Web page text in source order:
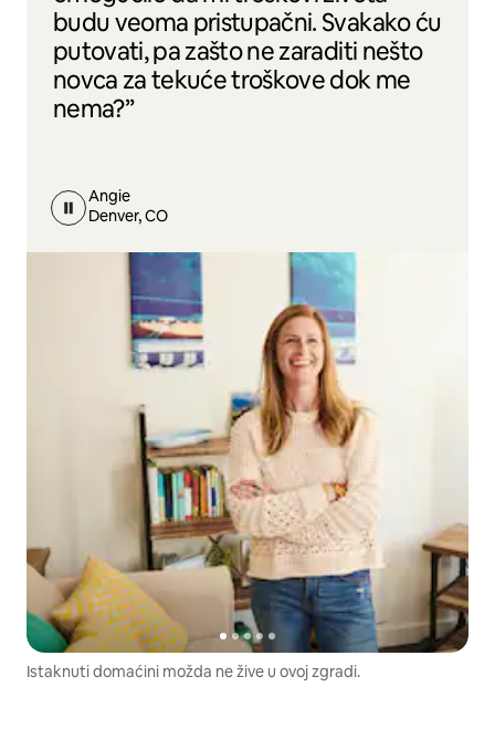
budu veoma pristupačni. Svakako ću
putovati, pa zašto ne zaraditi nešto
novca za tekuće troškove dok me
nema?”
Angie
Denver, CO
Istaknuti domaćini možda ne žive u ovoj zgradi.